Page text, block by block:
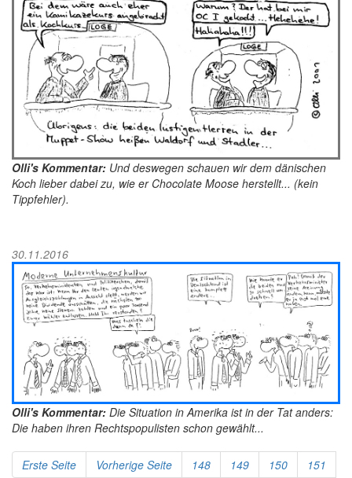
Olli's Kommentar: Und deswegen schauen wir dem dänischen
Koch lieber dabei zu, wie er Chocolate Moose herstellt... (kein
Tippfehler).
30.11.2016
Olli's Kommentar: Die Situation in Amerika ist in der Tat anders:
Die haben ihren Rechtspopulisten schon gewählt...
Erste Seite Vorherige Seite 148 149 150 151